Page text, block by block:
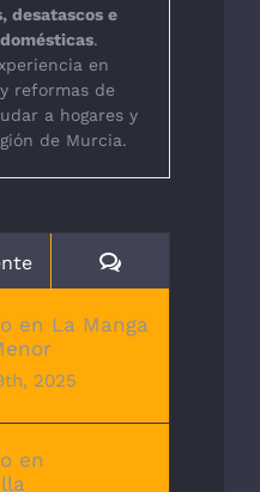
desatascos e
.
en
reformas de
a hogares y
de Murcia.
Comentarios
en La Manga
2025
en